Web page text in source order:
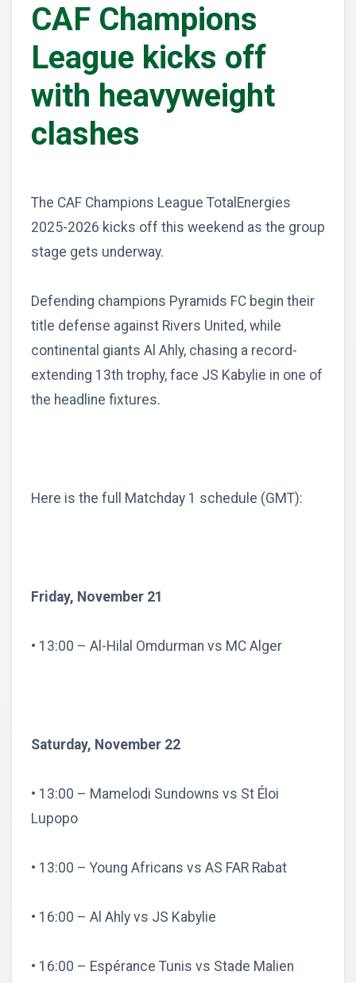
CAF Champions
League kicks off
with heavyweight
clashes
The CAF Champions League TotalEnergies
2025-2026 kicks off this weekend as the group
stage gets underway.
Defending champions Pyramids FC begin their
title defense against Rivers United, while
continental giants Al Ahly, chasing a record-
extending 13th trophy, face JS Kabylie in one of
the headline fixtures.
Here is the full Matchday 1 schedule (GMT):
Friday, November 21
• 13:00 – Al-Hilal Omdurman vs MC Alger
Saturday, November 22
• 13:00 – Mamelodi Sundowns vs St Éloi
Lupopo
• 13:00 – Young Africans vs AS FAR Rabat
• 16:00 – Al Ahly vs JS Kabylie
• 16:00 – Espérance Tunis vs Stade Malien